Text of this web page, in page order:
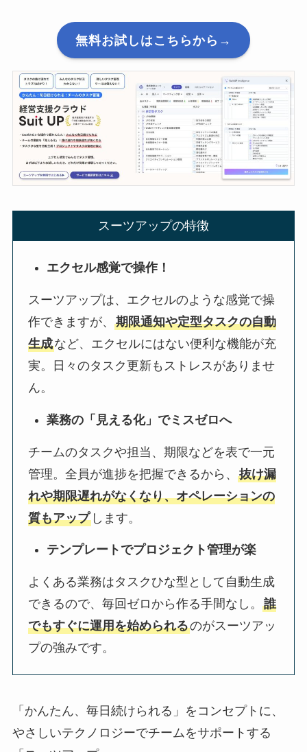
無料お試しはこちらから→
スーツアップの特徴
エクセル感覚で操作！
スーツアップは、エクセルのような感覚で操
作できますが、期限通知や定型タスクの自動
生成など、エクセルにはない便利な機能が充
実。日々のタスク更新もストレスがありませ
ん。
業務の「見える化」でミスゼロへ
チームのタスクや担当、期限などを表で一元
管理。全員が進捗を把握できるから、抜け漏
れや期限遅れがなくなり、オペレーションの
質もアップ します。
テンプレートでプロジェクト管理が楽
よくある業務はタスクひな型として自動生成
できるので、毎回ゼロから作る手間なし。誰
でもすぐに運用を始められるのがスーツアッ
プの強みです。
「かんたん、毎日続けられる」をコンセプトに、
やさしいテクノロジーでチームをサポートする